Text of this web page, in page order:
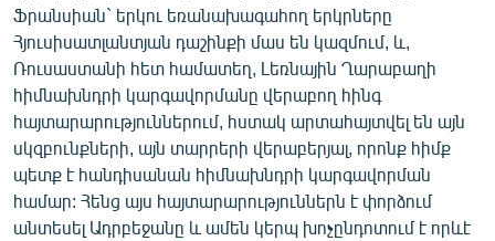
Ֆրանսիան` երկու եռանախագահող երկրները
Հյուսիսատլանտյան դաշինքի մաս են կազմում, և,
Ռուսաստանի հետ համատեղ, Լեռնային Ղարաբաղի
հիմնախնդրի կարգավորմանը վերաբող հինգ
հայտարարություններում, հստակ արտահայտվել են այն
սկզբունքների, այն տարրերի վերաբերյալ, որոնք հիմք
պետք է հանդիսանան հիմնախնդրի կարգավորման
համար: Հենց այս հայտարարություններն է փորձում
անտեսել Ադրբեջանը և ամեն կերպ խոչընդոտում է որևէ